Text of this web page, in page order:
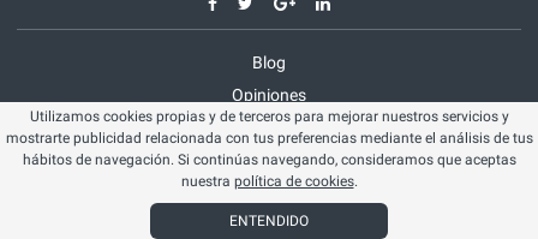
Blog
Opiniones
Aviso legal
Política cookies
© Easyoffer 2026. Todos los derechos reservados
Utilizamos cookies propias y de terceros para mejorar nuestros servicios y
mostrarte publicidad relacionada con tus preferencias mediante el análisis de tus
hábitos de navegación. Si continúas navegando, consideramos que aceptas
nuestra política de cookies.
ENTENDIDO